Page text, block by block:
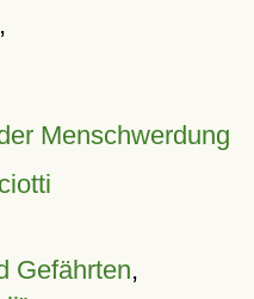
Menschwerdung
Gefährten,